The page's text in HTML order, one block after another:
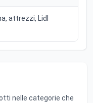
attrezzi, Lidl
nelle categorie che